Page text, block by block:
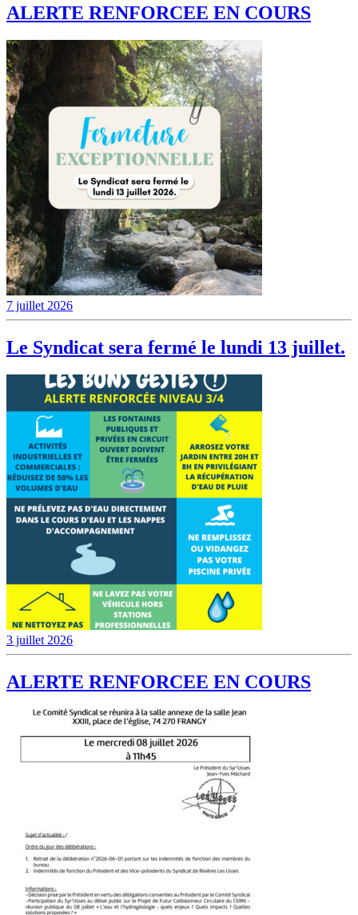
ALERTE RENFORCEE EN COURS
7 juillet 2026
Le Syndicat sera fermé le lundi 13 juillet.
3 juillet 2026
ALERTE RENFORCEE EN COURS